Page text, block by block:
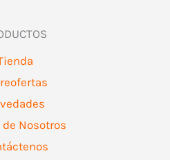
de Nosotros